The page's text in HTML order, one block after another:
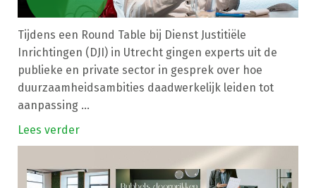
Tijdens een Round Table bij Dienst Justitiële
Inrichtingen (DJI) in Utrecht gingen experts uit de
publieke en private sector in gesprek over hoe
duurzaamheidsambities daadwerkelijk leiden tot
aanpassing ...
Lees verder